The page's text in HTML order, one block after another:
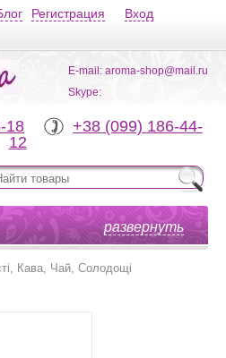
Регистрация
Вход
18
+38 (099) 186-44-
12
E-mail: aroma-shop@mail.ru
Skype:
развернуть
Кава, Чай, Солодощі